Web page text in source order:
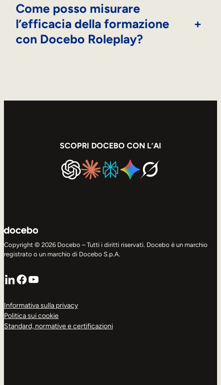
Come posso misurare
l’efficacia della formazione
con Docebo Roleplay?
+
SCOPRI DOCEBO CON L’AI
Copyright © 2026 Docebo – Tutti i diritti riservati. Docebo è un marchio
registrato o un marchio di Docebo S.p.A.
LinkedIn
Facebook
YouTube
Informativa sulla privacy
Politica sui cookie
Standard, normative e certificazioni